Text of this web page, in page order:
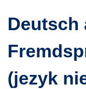
Deutsch
(jezyk